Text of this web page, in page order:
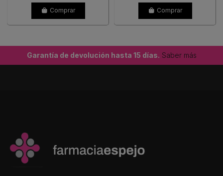
Comprar Comprar
Garantía de devolución hasta 15 días. Saber más